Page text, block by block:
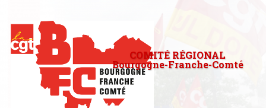
COMITÉ RÉGIONAL
Bourgogne-Franche-Comté